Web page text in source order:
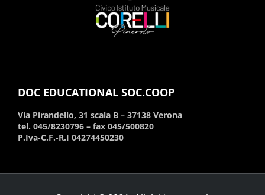
DOC EDUCATIONAL SOC.COOP
Via Pirandello, 31 scala B – 37138 Verona
tel. 045/8230796 – fax 045/500820
P.Iva-C.F.-R.I 04274450230